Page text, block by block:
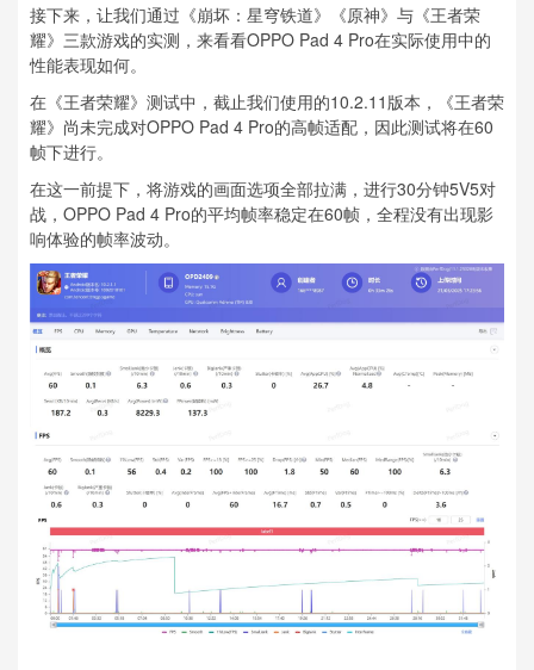
接下来，让我们通过《崩坏：星穹铁道》《原神》与《王者荣
耀》三款游戏的实测，来看看OPPO Pad 4 Pro在实际使用中的
性能表现如何。
在《王者荣耀》测试中，截止我们使用的10.2.11版本，《王者荣
耀》尚未完成对OPPO Pad 4 Pro的高帧适配，因此测试将在60
帧下进行。
在这一前提下，将游戏的画面选项全部拉满，进行30分钟5V5对
战，OPPO Pad 4 Pro的平均帧率稳定在60帧，全程没有出现影
响体验的帧率波动。